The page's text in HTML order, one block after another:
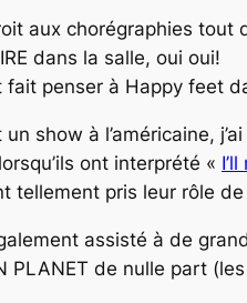
aux chorégraphies tout
dans la salle, oui oui!
fait penser à Happy feet
un show à l’américaine,
ont interprété «
tellement pris leur rôle
assisté à de
PLANET de nulle part